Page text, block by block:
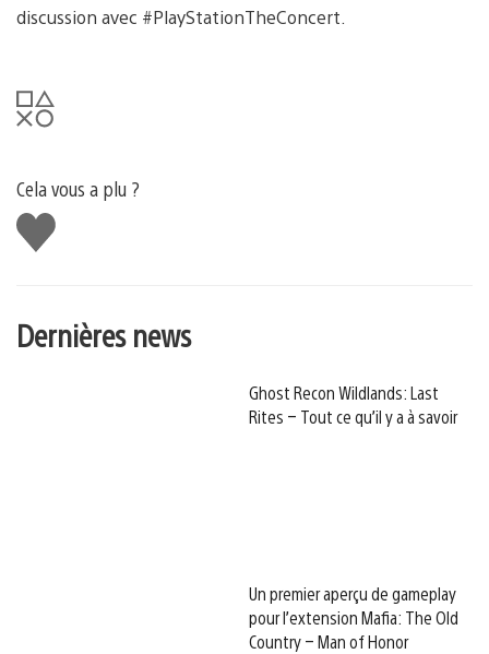
discussion avec #PlayStationTheConcert.
Cela vous a plu ?
J'aime
Dernières news
Ghost Recon Wildlands: Last
Rites – Tout ce qu’il y a à savoir
Un premier aperçu de gameplay
pour l’extension Mafia: The Old
Country – Man of Honor